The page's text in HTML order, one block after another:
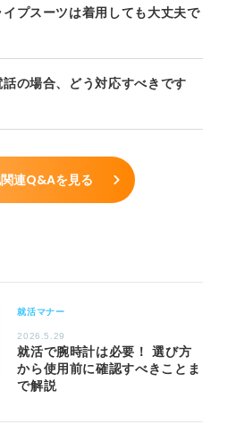
プスーツは着用しても大丈夫で
の場合、どう対応すべきです
連Q&Aを見る
就活マナー
2026.5.29
就活で腕時計は必要！ 選び方
から使用前に確認すべきことま
で解説